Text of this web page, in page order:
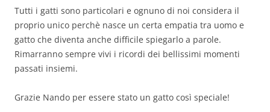
Tutti i gatti sono particolari e ognuno di noi considera il
proprio unico perchè nasce un certa empatia tra uomo e
gatto che diventa anche difficile spiegarlo a parole.
Rimarranno sempre vivi i ricordi dei bellissimi momenti
passati insiemi.
Grazie Nando per essere stato un gatto così speciale!